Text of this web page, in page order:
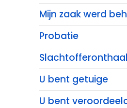
Mijn zaak werd
Probatie
Slachtofferonthaal
U bent getuige
U bent